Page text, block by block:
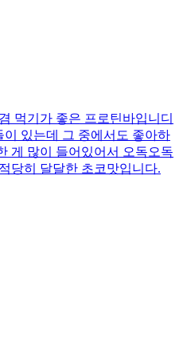
먹기가 좋은 프로틴바입니디
있는데 그 중에서도 좋아하
게 많이 들어있어서 오독오독
당히 달달한 초코맛입니다.